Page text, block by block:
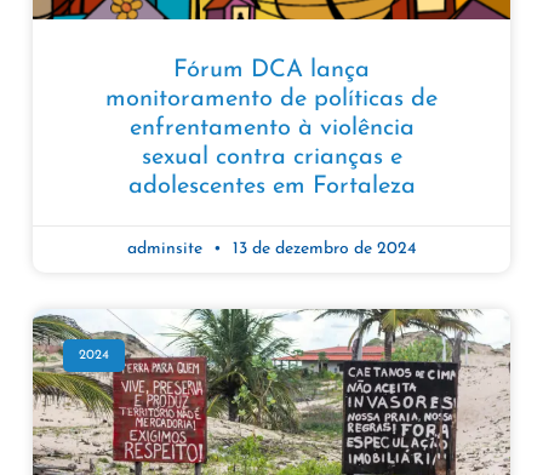
Fórum DCA lança
monitoramento de políticas de
enfrentamento à violência
sexual contra crianças e
adolescentes em Fortaleza
adminsite 13 de dezembro de 2024
2024